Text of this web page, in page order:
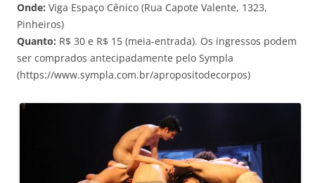
Onde: Viga Espaço Cênico (Rua Capote Valente, 1323,
Pinheiros)
Quanto: R$ 30 e R$ 15 (meia-entrada). Os ingressos podem
ser comprados antecipadamente pelo Sympla
(https://www.sympla.com.br/apropositodecorpos)